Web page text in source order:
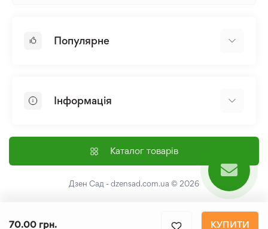
70.00 грн. КУПИТИ
Популярне
Лілія
Насіння
Інформація
Доставка і оплата
Контакти
Каталог товарів
Дзен Сад - dzensad.com.ua © 2026